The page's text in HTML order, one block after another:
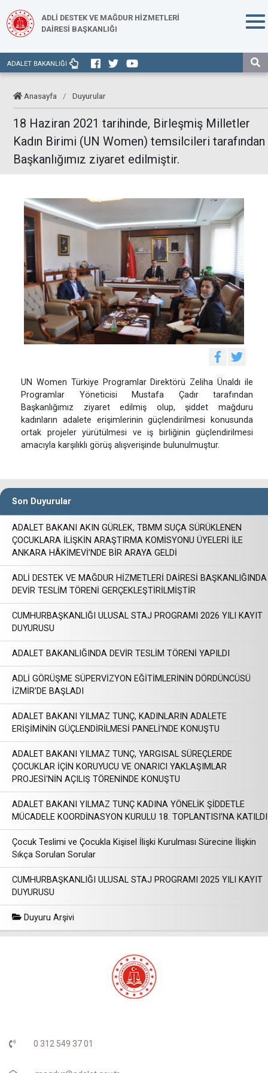
ADLİ DESTEK VE MAĞDUR HİZMETLERİ
DAİRESİ BAŞKANLIĞI
ADALET BAKANLIĞI
Anasayfa / Duyurular
18 Haziran 2021 tarihinde, Birleşmiş Milletler
Kadın Birimi (UN Women) temsilcileri tarafından
Başkanlığımız ziyaret edilmiştir.
UN Women Türkiye Programlar Direktörü Zeliha Ünaldı ile
Programlar Yöneticisi Mustafa Çadır tarafından
Başkanlığımız ziyaret edilmiş olup, şiddet mağduru
kadınların adalete erişimlerinin güçlendirilmesi konusunda
ortak projeler yürütülmesi ve iş birliğinin güçlendirilmesi
amacıyla karşılıklı görüş alışverişinde bulunulmuştur.
Son Duyurular
ADALET BAKANI AKIN GÜRLEK, TBMM SUÇA SÜRÜKLENEN
ÇOCUKLARA İLİŞKİN ARAŞTIRMA KOMİSYONU ÜYELERİ İLE
ANKARA HÂKİMEVİ’NDE BİR ARAYA GELDİ
ADLİ DESTEK VE MAĞDUR HİZMETLERİ DAİRESİ BAŞKANLIĞINDA
DEVİR TESLİM TÖRENİ GERÇEKLEŞTİRİLMİŞTİR
CUMHURBAŞKANLIĞI ULUSAL STAJ PROGRAMI 2026 YILI KAYIT
DUYURUSU
ADALET BAKANLIĞINDA DEVİR TESLİM TÖRENİ YAPILDI
ADLİ GÖRÜŞME SÜPERVİZYON EĞİTİMLERİNİN DÖRDÜNCÜSÜ
İZMİR'DE BAŞLADI
ADALET BAKANI YILMAZ TUNÇ, KADINLARIN ADALETE
ERİŞİMİNİN GÜÇLENDİRİLMESİ PANELİ'NDE KONUŞTU
ADALET BAKANI YILMAZ TUNÇ, YARGISAL SÜREÇLERDE
ÇOCUKLAR İÇİN KORUYUCU VE ONARICI YAKLAŞIMLAR
PROJESİ'NİN AÇILIŞ TÖRENİNDE KONUŞTU
ADALET BAKANI YILMAZ TUNÇ KADINA YÖNELİK ŞİDDETLE
MÜCADELE KOORDİNASYON KURULU 18. TOPLANTISI’NA KATILDI
Çocuk Teslimi ve Çocukla Kişisel İlişki Kurulması Sürecine İlişkin
Sıkça Sorulan Sorular
CUMHURBAŞKANLIĞI ULUSAL STAJ PROGRAMI 2025 YILI KAYIT
DUYURUSU
Duyuru Arşivi
0 312 549 37 01